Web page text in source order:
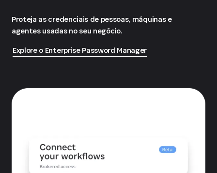
Proteja as credenciais de pessoas, máquinas e
agentes usadas no seu negócio.
Explore o Enterprise Password Manager